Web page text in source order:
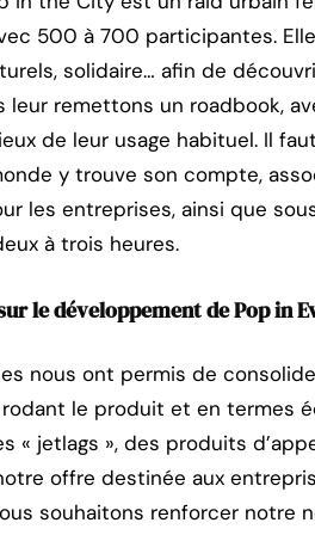
500 à 700 participantes.
solidaire… afin de
leur remettons un roadbook,
de leur usage habituel. Il
y trouve son compte,
les entreprises, ainsi que
à trois heures.
le développement de Pop in
nous ont permis de
le produit et en termes
« jetlags », des produits
offre destinée aux
souhaitons renforcer